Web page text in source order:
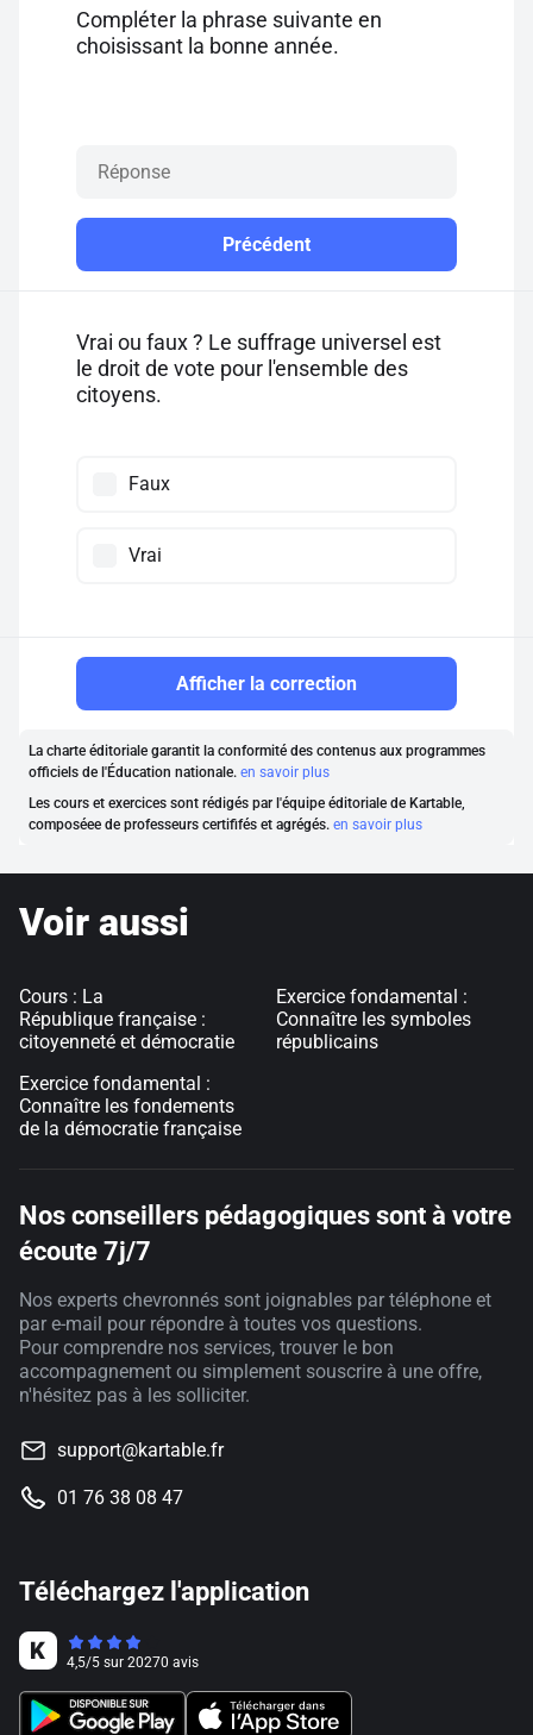
Compléter la phrase suivante en
choisissant la bonne année.
Précédent
Vrai ou faux ? Le suffrage universel est
le droit de vote pour l'ensemble des
citoyens.
Faux
Vrai
Afficher la correction
La charte éditoriale garantit la conformité des contenus aux programmes
officiels de l'Éducation nationale. en savoir plus
Les cours et exercices sont rédigés par l'équipe éditoriale de Kartable,
composéee de professeurs certififés et agrégés. en savoir plus
Voir aussi
Cours : La
République française :
citoyenneté et démocratie
Exercice fondamental :
Connaître les fondements
de la démocratie française
Exercice fondamental :
Connaître les symboles
républicains
Nos conseillers pédagogiques sont à votre
écoute 7j/7
Nos experts chevronnés sont joignables par téléphone et
par e-mail pour répondre à toutes vos questions.
Pour comprendre nos services, trouver le bon
accompagnement ou simplement souscrire à une offre,
n'hésitez pas à les solliciter.
support@kartable.fr
01 76 38 08 47
Téléchargez l'application
4,5/5 sur 20270 avis